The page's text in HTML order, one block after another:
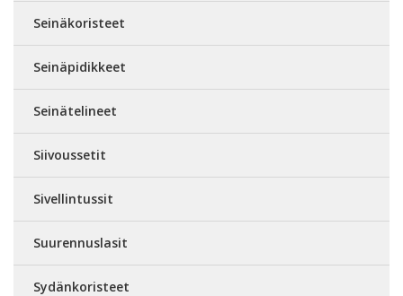
Seinäkoristeet
Seinäpidikkeet
Seinätelineet
Siivoussetit
Sivellintussit
Suurennuslasit
Sydänkoristeet